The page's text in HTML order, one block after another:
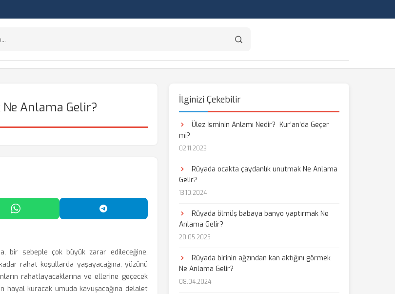
Ne Anlama Gelir?
WhatsApp'ta Paylaş Telegram'da Paylaş
bir sebeple çok büyük zarar edileceğine,
rahat koşullarda yaşayacağına, yüzünü
rahatlayacaklarına ve ellerine geçecek
hayal kuracak umuda kavuşacağına delalet
İlginizi Çekebilir
Ülez İsminin Anlamı Nedir? Kur’an’da Geçer
mi?
02.11.2023
Rüyada ocakta çaydanlık unutmak Ne Anlama
Gelir?
13.10.2024
Rüyada ölmüş babaya banyo yaptırmak Ne
Anlama Gelir?
20.05.2025
Rüyada birinin ağzından kan aktığını görmek
Ne Anlama Gelir?
08.04.2024